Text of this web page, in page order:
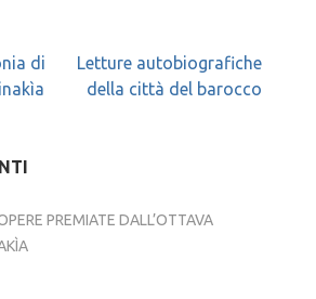
di
Letture autobiografiche
della città del barocco
PREMIATE DALL’OTTAVA